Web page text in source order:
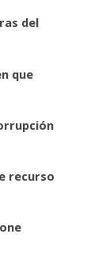
del
que
recurso